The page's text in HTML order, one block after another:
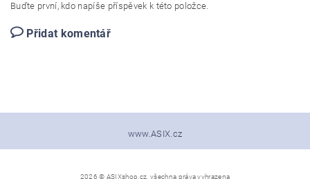
Buďte první, kdo napíše příspěvek k této položce.
Přidat komentář
www.ASIX.cz
2026 © ASIXshop.cz, všechna práva vyhrazena